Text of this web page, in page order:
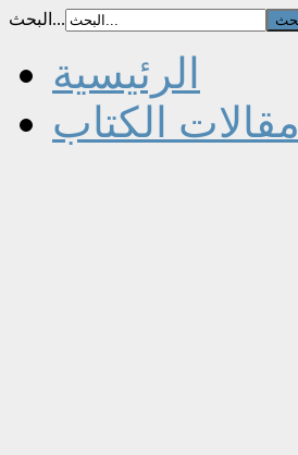
البحث...
الرئيسية
مقالات الكتاب